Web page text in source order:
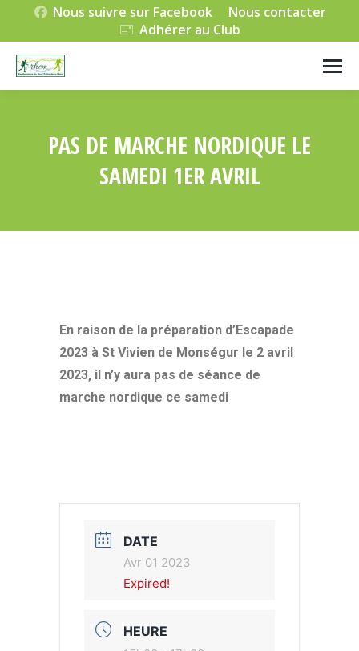
Nous suivre sur Facebook
Nous contacter
Adhérer au Club
PAS DE MARCHE NORDIQUE LE
SAMEDI 1ER AVRIL
En raison de la préparation d’Escapade
2023 à St Vivien de Monségur le 2 avril
2023, il n’y aura pas de séance de
marche nordique ce samedi
DATE
Avr 01 2023
Expired!
HEURE